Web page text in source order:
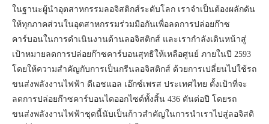
ในฐานะผู้นำอุตสาหกรรมลอจิสติกส์ระดับโลก เราจำเป็นต้องผลักดัน
ให้ทุกภาคส่วนในอุตสาหกรรมร่วมมือกันเพื่อลดการปล่อยก๊าซ
คาร์บอนในการดำเนินงานด้านลอจิสติกส์ และเรากำลังเดินหน้าสู่
เป้าหมายลดการปล่อยก๊าซคาร์บอนสุทธิให้เหลือศูนย์ ภายในปี 2593
โดยให้ความสำคัญกับการเป็นกรีนลอจิสติกส์ ด้วยการเปลี่ยนไปใช้รถ
ขนส่งพลังงานไฟฟ้า ดีเอชแอล เอ๊กซ์เพรส ประเทศไทย ตั้งเป้าที่จะ
ลดการปล่อยก๊าซคาร์บอนไดออกไซด์ทั้งสิ้น 436 ตันต่อปี โดยรถ
ขนส่งพลังงานไฟฟ้าชุดนี้นับเป็นก้าวสำคัญในการนำเราไปสู่ลอจิสติ